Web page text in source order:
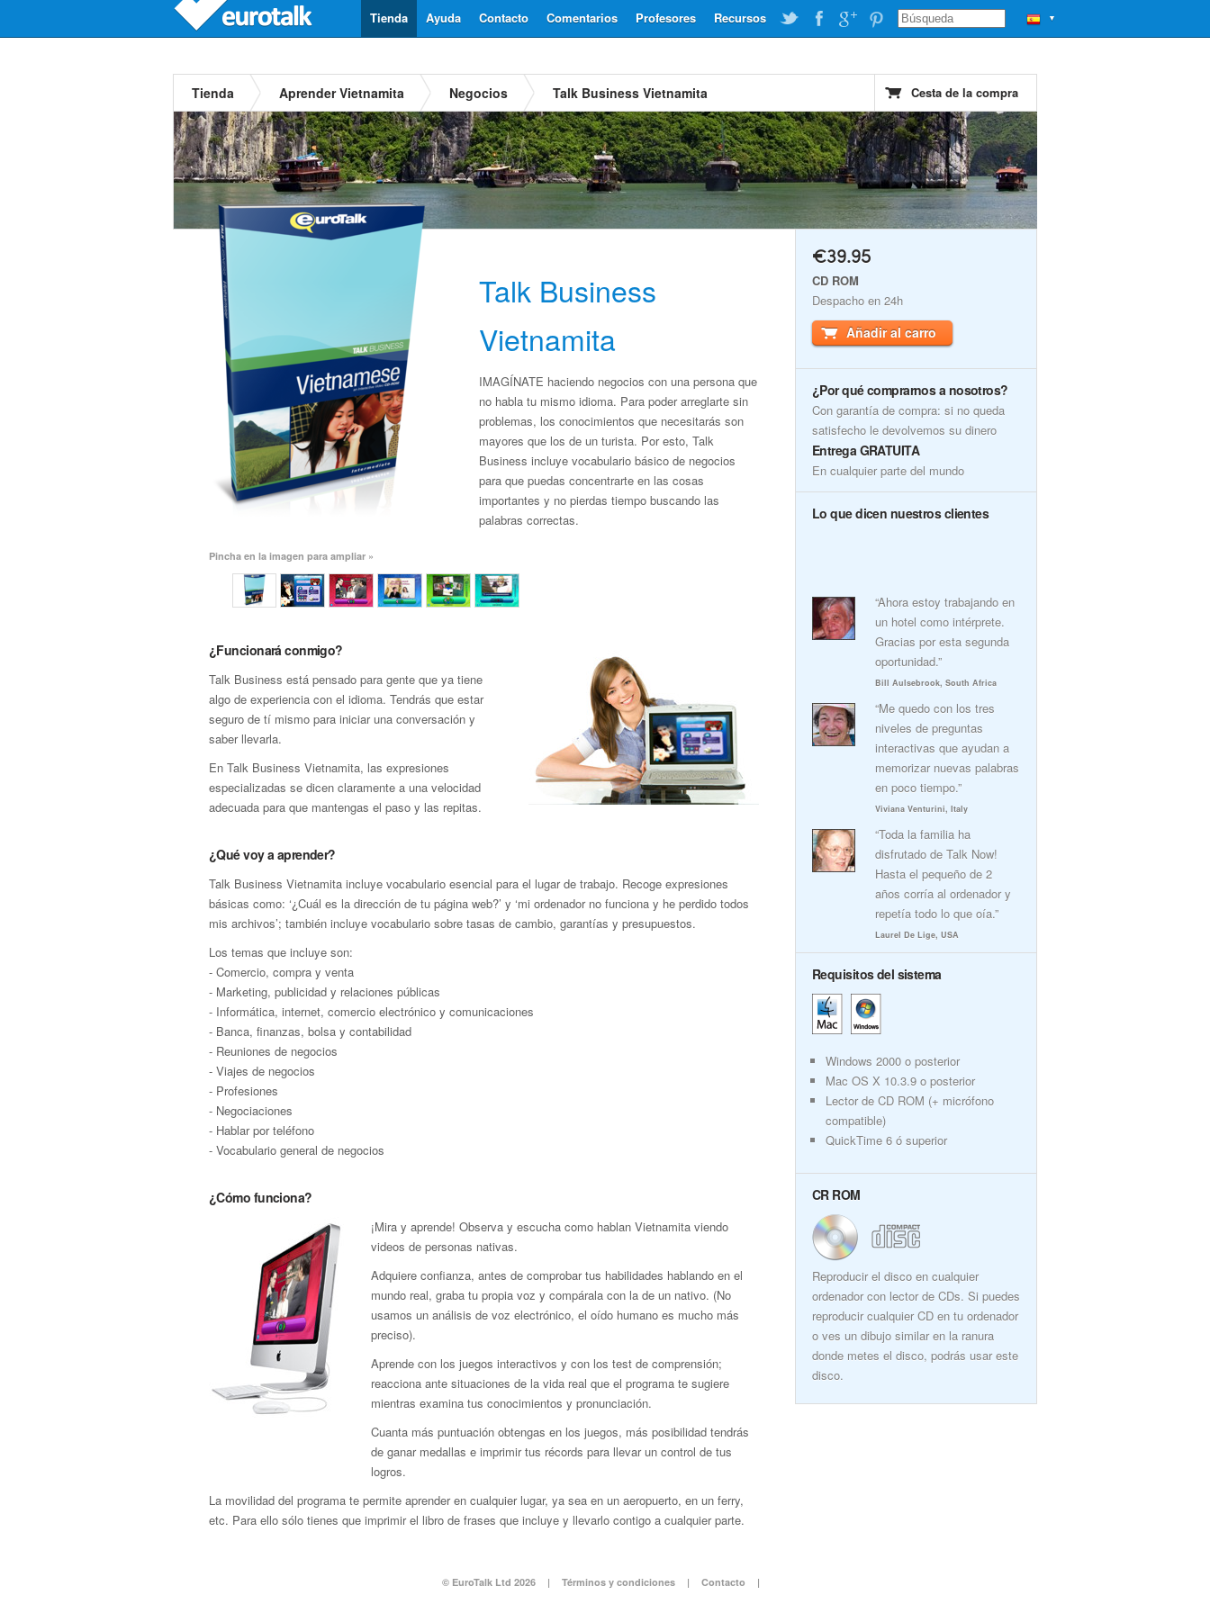
▼
Recursos
Profesores
Comentarios
Contacto
Ayuda
Tienda
Tienda Aprender Vietnamita Negocios Talk Business Vietnamita Cesta de la compra
Talk Business
Vietnamita
IMAGÍNATE haciendo negocios con una persona que
no habla tu mismo idioma. Para poder arreglarte sin
problemas, los conocimientos que necesitarás son
mayores que los de un turista. Por esto, Talk
Business incluye vocabulario básico de negocios
para que puedas concentrarte en las cosas
importantes y no pierdas tiempo buscando las
palabras correctas.
Pincha en la imagen para ampliar »
¿Funcionará conmigo?
Talk Business está pensado para gente que ya tiene
algo de experiencia con el idioma. Tendrás que estar
seguro de tí mismo para iniciar una conversación y
saber llevarla.
En Talk Business Vietnamita, las expresiones
especializadas se dicen claramente a una velocidad
adecuada para que mantengas el paso y las repitas.
¿Qué voy a aprender?
Talk Business Vietnamita incluye vocabulario esencial para el lugar de trabajo. Recoge expresiones
básicas como: ‘¿Cuál es la dirección de tu página web?’ y ‘mi ordenador no funciona y he perdido todos
mis archivos’; también incluye vocabulario sobre tasas de cambio, garantías y presupuestos.
Los temas que incluye son:
- Comercio, compra y venta
- Marketing, publicidad y relaciones públicas
- Informática, internet, comercio electrónico y comunicaciones
- Banca, finanzas, bolsa y contabilidad
- Reuniones de negocios
- Viajes de negocios
- Profesiones
- Negociaciones
- Hablar por teléfono
- Vocabulario general de negocios
¿Cómo funciona?
¡Mira y aprende! Observa y escucha como hablan Vietnamita viendo
videos de personas nativas.
Adquiere confianza, antes de comprobar tus habilidades hablando en el
mundo real, graba tu propia voz y compárala con la de un nativo. (No
usamos un análisis de voz electrónico, el oído humano es mucho más
preciso).
Aprende con los juegos interactivos y con los test de comprensión;
reacciona ante situaciones de la vida real que el programa te sugiere
mientras examina tus conocimientos y pronunciación.
Cuanta más puntuación obtengas en los juegos, más posibilidad tendrás
de ganar medallas e imprimir tus récords para llevar un control de tus
logros.
La movilidad del programa te permite aprender en cualquier lugar, ya sea en un aeropuerto, en un ferry,
etc. Para ello sólo tienes que imprimir el libro de frases que incluye y llevarlo contigo a cualquier parte.
€39.95
CD ROM
Despacho en 24h
Añadir al carro
¿Por qué comprarnos a nosotros?
Con garantía de compra: si no queda
satisfecho le devolvemos su dinero
Entrega GRATUITA
En cualquier parte del mundo
Lo que dicen nuestros clientes
“Ahora estoy trabajando en
un hotel como intérprete.
Gracias por esta segunda
oportunidad.”
Bill Aulsebrook, South Africa
“Me quedo con los tres
niveles de preguntas
interactivas que ayudan a
memorizar nuevas palabras
en poco tiempo.”
Viviana Venturini, Italy
“Toda la familia ha
disfrutado de Talk Now!
Hasta el pequeño de 2
años corría al ordenador y
repetía todo lo que oía.”
Laurel De Lige, USA
Requisitos del sistema
Windows 2000 o posterior
Mac OS X 10.3.9 o posterior
Lector de CD ROM (+ micrófono
compatible)
QuickTime 6 ó superior
CR ROM
Reproducir el disco en cualquier
ordenador con lector de CDs. Si puedes
reproducir cualquier CD en tu ordenador
o ves un dibujo similar en la ranura
donde metes el disco, podrás usar este
disco.
© EuroTalk Ltd 2026 | Términos y condiciones | Contacto |